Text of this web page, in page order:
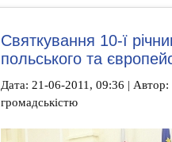
Святкування 10-ї
польського та
Дата: 21-06-2011, 09:36 | Автор:
громадськістю